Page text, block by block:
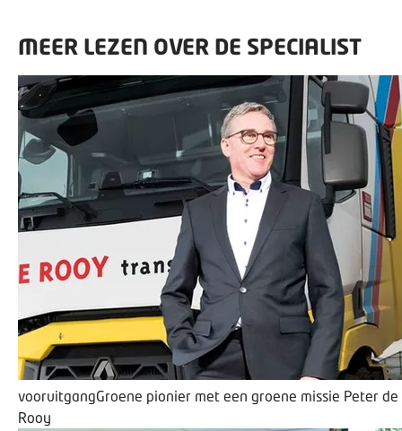
MEER LEZEN OVER DE SPECIALIST
vooruitgang​Groene pionier met een groene missie Peter de
Rooy